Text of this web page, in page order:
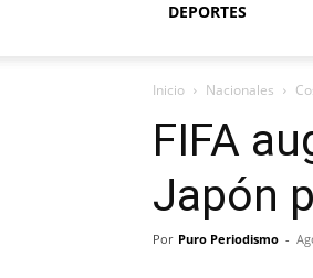
DEPORTES
Inicio Nacionales
FIFA
Japón
Por Puro Periodismo -